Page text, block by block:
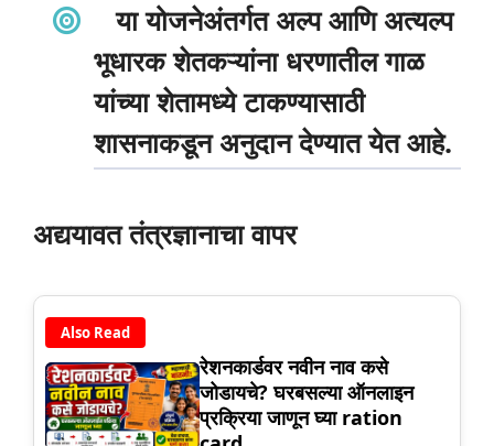
या योजनेअंतर्गत अल्प आणि अत्यल्प
भूधारक शेतकऱ्यांना धरणातील गाळ
यांच्या शेतामध्ये टाकण्यासाठी
शासनाकडून अनुदान देण्यात येत आहे.
अद्ययावत तंत्रज्ञानाचा वापर
Also Read
रेशनकार्डवर नवीन नाव कसे
जोडायचे? घरबसल्या ऑनलाइन
प्रक्रिया जाणून घ्या ration